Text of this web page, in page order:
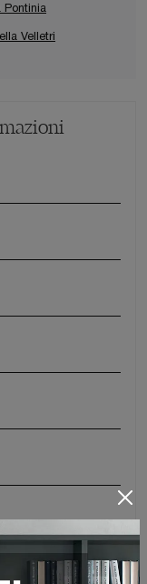
Pontinia
Velletri